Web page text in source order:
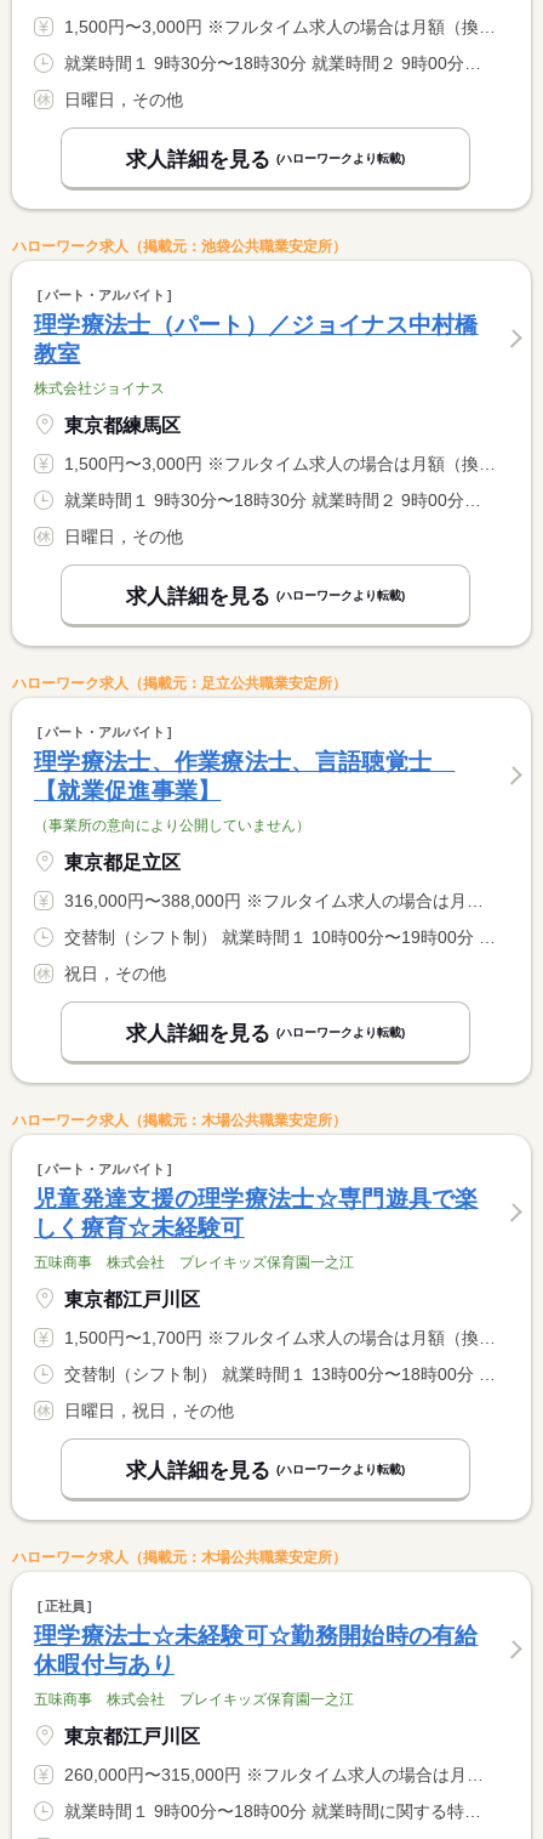
1,500円〜3,000円 ※フルタイム求人の場合は月額（換算額）、パート求人の場合は時間額を表示しています。
日曜日，その他
求人詳細を見る (ハローワークより転載)
ハローワーク求人（掲載元：池袋公共職業安定所）
パート・アルバイト
理学療法士（パート）／ジョイナス中村橋
教室
株式会社ジョイナス
東京都練馬区
1,500円〜3,000円 ※フルタイム求人の場合は月額（換算額）、パート求人の場合は時間額を表示しています。
日曜日，その他
求人詳細を見る (ハローワークより転載)
ハローワーク求人（掲載元：足立公共職業安定所）
パート・アルバイト
理学療法士、作業療法士、言語聴覚士
【就業促進事業】
（事業所の意向により公開していません）
東京都足立区
316,000円〜388,000円 ※フルタイム求人の場合は月額（換算額）、パート求人の場合は時間額を表示しています。
祝日，その他
求人詳細を見る (ハローワークより転載)
ハローワーク求人（掲載元：木場公共職業安定所）
パート・アルバイト
児童発達支援の理学療法士☆専門遊具で楽
しく療育☆未経験可
五味商事 株式会社 プレイキッズ保育園一之江
東京都江戸川区
1,500円〜1,700円 ※フルタイム求人の場合は月額（換算額）、パート求人の場合は時間額を表示しています。
日曜日，祝日，その他
求人詳細を見る (ハローワークより転載)
ハローワーク求人（掲載元：木場公共職業安定所）
正社員
理学療法士☆未経験可☆勤務開始時の有給
休暇付与あり
五味商事 株式会社 プレイキッズ保育園一之江
東京都江戸川区
260,000円〜315,000円 ※フルタイム求人の場合は月額（換算額）、パート求人の場合は時間額を表示しています。